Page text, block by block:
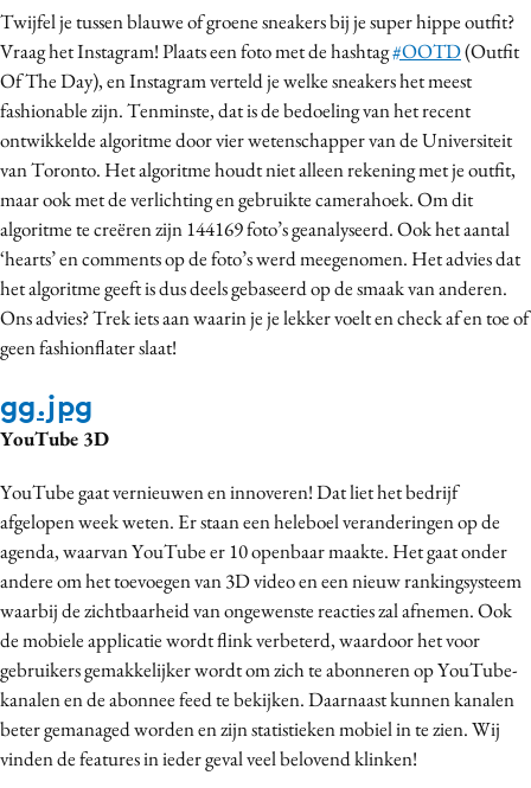
Twijfel je tussen blauwe of groene sneakers bij je super hippe outfit?
Vraag het Instagram! Plaats een foto met de hashtag#OOTD(Outfit
Of The Day), en Instagram verteld je welke sneakers het meest
fashionable zijn. Tenminste, dat is de bedoeling van het recent
ontwikkelde algoritme door vier wetenschapper van de Universiteit
van Toronto. Het algoritme houdt niet alleen rekening met je outfit,
maar ook met de verlichting en gebruikte camerahoek. Om dit
algoritme te creëren zijn 144169 foto’s geanalyseerd. Ook het aantal
‘hearts’ en comments op de foto’s werd meegenomen. Het advies dat
het algoritme geeft is dus deels gebaseerd op de smaak van anderen.
Ons advies? Trek iets aan waarin je je lekker voelt en check af en toe of
geen fashionflater slaat!
gg.jpg
YouTube 3D
YouTube gaat vernieuwen en innoveren! Dat liet het bedrijf
afgelopen week weten. Er staan een heleboel veranderingen op de
agenda, waarvan YouTube er 10 openbaar maakte. Het gaat onder
andere om het toevoegen van 3D video en een nieuw rankingsysteem
waarbij de zichtbaarheid van ongewenste reacties zal afnemen. Ook
de mobiele applicatie wordt flink verbeterd, waardoor het voor
gebruikers gemakkelijker wordt om zich te abonneren op YouTube-
kanalen en de abonnee feed te bekijken. Daarnaast kunnen kanalen
beter gemanaged worden en zijn statistieken mobiel in te zien. Wij
vinden de features in ieder geval veel belovend klinken!